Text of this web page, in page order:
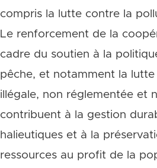
compris la lutte contre la
Le renforcement de la
cadre du soutien à la
pêche, et notamment la
illégale, non réglementée et
contribuent à la gestion
halieutiques et à la
ressources au profit de la